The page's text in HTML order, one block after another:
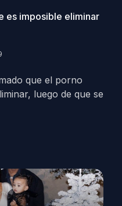
es imposible eliminar
que el porno
luego de que se